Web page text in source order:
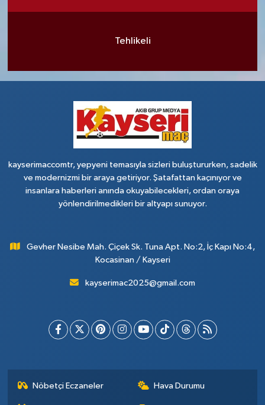
Tehlikeli
kayserimaccomtr, yepyeni temasıyla sizleri buluştururken, sadelik
ve modernizmi bir araya getiriyor. Şatafattan kaçınıyor ve
insanlara haberleri anında okuyabilecekleri, ordan oraya
yönlendirilmedikleri bir altyapı sunuyor.
Gevher Nesibe Mah. Çiçek Sk. Tuna Apt. No:2, İç Kapı No:4,
Kocasinan / Kayseri
kayserimac2025@gmail.com
Nöbetçi Eczaneler Hava Durumu